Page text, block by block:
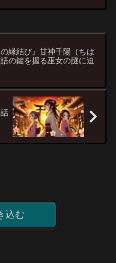
の縁結び』甘神千陽（ちは
の鍵を握る巫女の謎に迫
込む